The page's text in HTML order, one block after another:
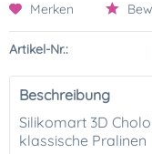
Merken
Artikel-Nr.:
Beschreibung
Silikomart 3D
klassische Pralinen